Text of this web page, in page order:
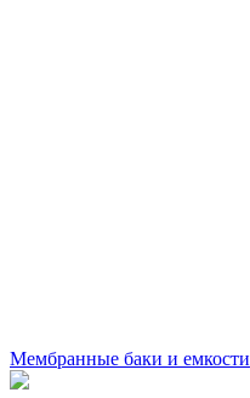
Мембранные баки и емкости